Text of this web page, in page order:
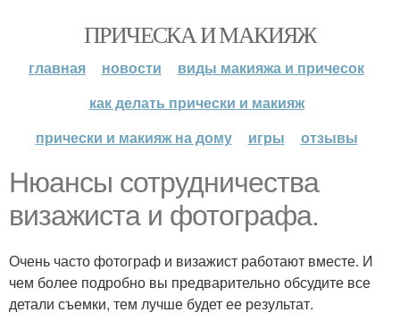
ПРИЧЕСКА И МАКИЯЖ
главная новости
виды макияжа и причесок
как делать прически и макияж
прически и макияж на дому
игры отзывы
Нюансы сотрудничества
визажиста и фотографа.
Очень часто фотограф и визажист работают вместе. И
чем более подробно вы предварительно обсудите все
детали съемки, тем лучше будет ее результат.